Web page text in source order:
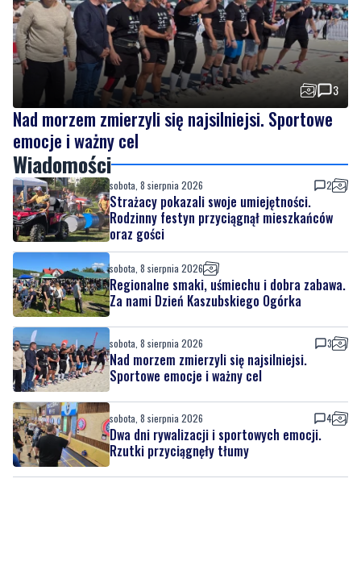
3
Nad morzem zmierzyli się najsilniejsi. Sportowe
emocje i ważny cel
Wiadomości
sobota, 8 sierpnia 2026 2
Strażacy pokazali swoje umiejętności.
Rodzinny festyn przyciągnął mieszkańców
oraz gości
sobota, 8 sierpnia 2026
Regionalne smaki, uśmiechu i dobra zabawa.
Za nami Dzień Kaszubskiego Ogórka
sobota, 8 sierpnia 2026 3
Nad morzem zmierzyli się najsilniejsi.
Sportowe emocje i ważny cel
sobota, 8 sierpnia 2026 4
Dwa dni rywalizacji i sportowych emocji.
Rzutki przyciągnęły tłumy